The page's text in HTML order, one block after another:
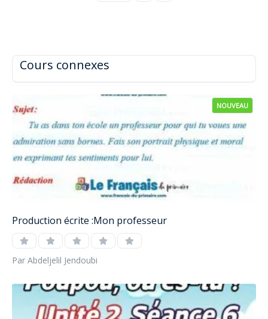
Cours connexes
NOUVEAU
Production écrite :Mon professeur
Par Abdeljelil Jendoubi